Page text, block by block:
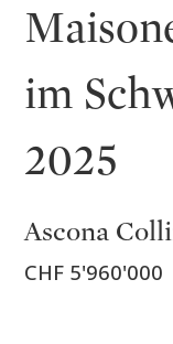
im
2025
Ascona
CHF 5'960'000